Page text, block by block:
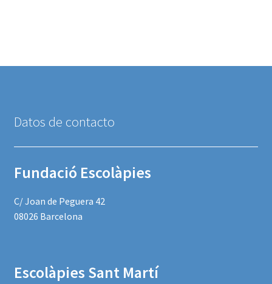
Datos de contacto
Fundació Escolàpies
C/ Joan de Peguera 42
08026 Barcelona
Escolàpies Sant Martí